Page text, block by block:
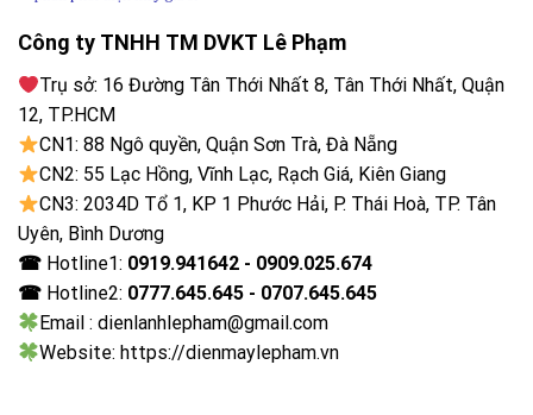
khuẩn vượt trội nhờ tia UV chiếu sáng và kích hoạt ion
bạc trong chu trình giặt thông thường, ngay cả khi
không giặt với nước nóng.
Công ty TNHH TM DVKT Lê Phạm
Trụ sở: 16 Đường Tân Thới Nhất 8, Tân Thới Nhất, Quận
12, TP.HCM
CN1: 88 Ngô quyền, Quận Sơn Trà, Đà Nẵng
CN2: 55 Lạc Hồng, Vĩnh Lạc, Rạch Giá, Kiên Giang
CN3: 2034D Tổ 1, KP 1 Phước Hải, P. Thái Hoà, TP. Tân
Uyên, Bình Dương
☎ Hotline1: 0919.941642 - 0909.025.674
☎ Hotline2: 0777.645.645 - 0707.645.645
Email : dienlanhlepham@gmail.com
Website: https://dienmaylepham.vn